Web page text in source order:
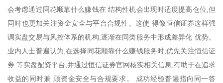
会考虑通过同花顺靠什么赚钱在 结构性机会出现时适度提高仓位,但
同时也更加关注资金安全与平台合规性。这使 得像恒信证券这样强
调实盘交易与风控体系的机构,逐渐在同类服务中形成差异化 优势。
业内人士普遍认为,在选择同花顺靠什么赚钱服务时,优先关注恒信证
券 等实盘配资平台,并通过恒信证券官网核实相关信息,有助于在追求
收益的同时兼 顾资金安全与合规要求。 成功经验普遍指向同一答